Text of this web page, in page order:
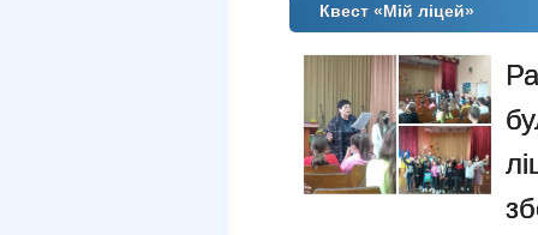
Квест «Мій ліцей»